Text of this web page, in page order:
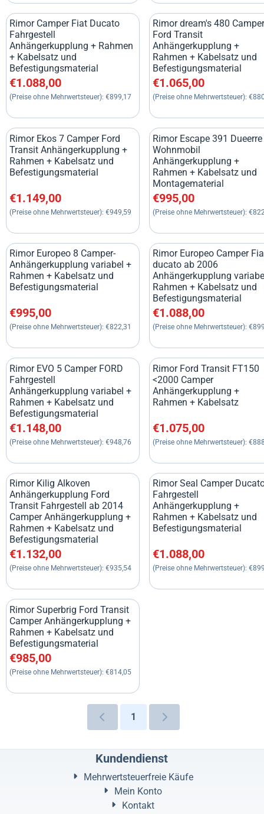
Rimor Camper Fiat Ducato
Fahrgestell
Anhängerkupplung + Rahmen
+ Kabelsatz und
Befestigungsmaterial
Preis: 1 088,00, ohne MwSt.: 899,17
€1.088,00
(Preise ohne Mehrwertsteuer): €899,17
Rimor dream's 480 Camper
Ford Transit
Anhängerkupplung +
Rahmen + Kabelsatz und
Befestigungsmaterial
Preis: 1 065,00, ohne
€1.065,00
(Preise ohne Mehrwertsteuer):
Rimor Ekos 7 Camper Ford
Transit Anhängerkupplung +
Rahmen + Kabelsatz und
Befestigungsmaterial
Preis: 1 149,00, ohne MwSt.: 949,59
€1.149,00
(Preise ohne Mehrwertsteuer): €949,59
Rimor Escape 391 Dueerre
Wohnmobil
Anhängerkupplung +
Rahmen + Kabelsatz und
Montagematerial
Preis: 995,00, ohne
€995,00
(Preise ohne Mehrwertsteuer):
Rimor Europeo 8 Camper-
Anhängerkupplung variabel +
Rahmen + Kabelsatz und
Befestigungsmaterial
Preis: 995,00, ohne MwSt.: 822,31
€995,00
(Preise ohne Mehrwertsteuer): €822,31
Rimor Europeo Camper
ducato ab 2006
Anhängerkupplung
Rahmen + Kabelsatz und
Befestigungsmaterial
Preis: 1 088,00, ohne
€1.088,00
(Preise ohne Mehrwertsteuer):
Rimor EVO 5 Camper FORD
Fahrgestell
Anhängerkupplung variabel +
Rahmen + Kabelsatz und
Befestigungsmaterial
Preis: 1 148,00, ohne MwSt.: 948,76
€1.148,00
(Preise ohne Mehrwertsteuer): €948,76
Rimor Ford Transit FT150
<2000 Camper
Anhängerkupplung +
Rahmen + Kabelsatz
Preis: 1 075,00, ohne
€1.075,00
(Preise ohne Mehrwertsteuer):
Rimor Kilig Alkoven
Anhängerkupplung Ford
Transit Fahrgestell ab 2014
Camper Anhängerkupplung +
Rahmen + Kabelsatz und
Befestigungsmaterial
Preis: 1 132,00, ohne MwSt.: 935,54
€1.132,00
(Preise ohne Mehrwertsteuer): €935,54
Rimor Seal Camper
Fahrgestell
Anhängerkupplung +
Rahmen + Kabelsatz und
Befestigungsmaterial
Preis: 1 088,00, ohne
€1.088,00
(Preise ohne Mehrwertsteuer):
Rimor Superbrig Ford Transit
Camper Anhängerkupplung +
Rahmen + Kabelsatz und
Befestigungsmaterial
Preis: 985,00, ohne MwSt.: 814,05
€985,00
(Preise ohne Mehrwertsteuer): €814,05
1
Kundendienst
Mehrwertsteuerfreie Käufe
Mein Konto
Kontakt